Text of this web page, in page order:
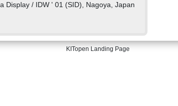
Display / IDW ' 01 (SID), Nagoya, Japan
KITopen Landing Page